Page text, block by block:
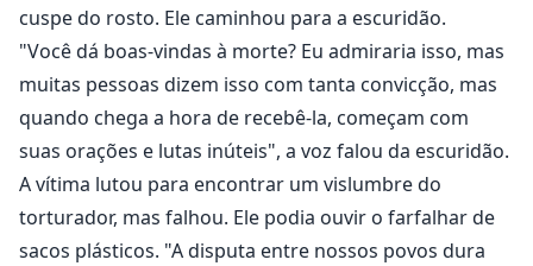
cuspe do rosto. Ele caminhou para a escuridão.
"Você dá boas-vindas à morte? Eu admiraria isso, mas
muitas pessoas dizem isso com tanta convicção, mas
quando chega a hora de recebê-la, começam com
suas orações e lutas inúteis", a voz falou da escuridão.
A vítima lutou para encontrar um vislumbre do
torturador, mas falhou. Ele podia ouvir o farfalhar de
sacos plásticos. "A disputa entre nossos povos dura